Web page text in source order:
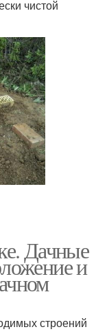
чистой
Дачные
и
строений